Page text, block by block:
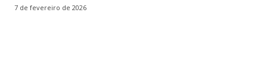
7 de fevereiro de 2026